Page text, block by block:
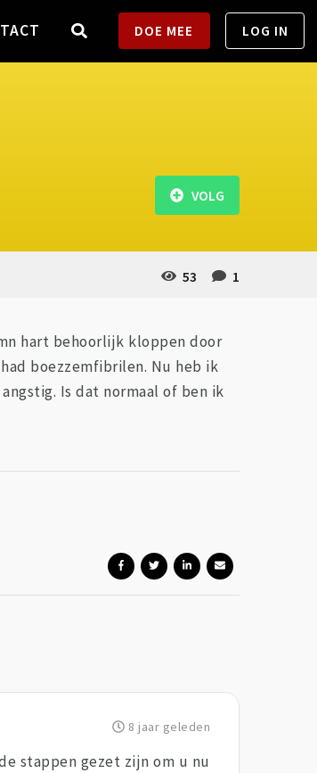
DOE MEE LOG IN
53 1
VOLG
hart behoorlijk kloppen door
boezzemfibrilen. Nu heb ik
Is dat normaal of ben ik
8 jaar geleden
stappen gezet zijn om u nu